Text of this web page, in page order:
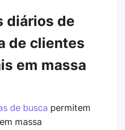
diários de
de clientes
em massa
de busca permitem
massa